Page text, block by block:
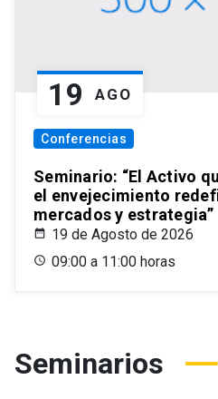
19 AGO
Conferencias
Seminario: “El Activo
el envejecimiento
mercados y estrategia”
19 de Agosto de 2026
09:00 a 11:00 horas
Seminarios